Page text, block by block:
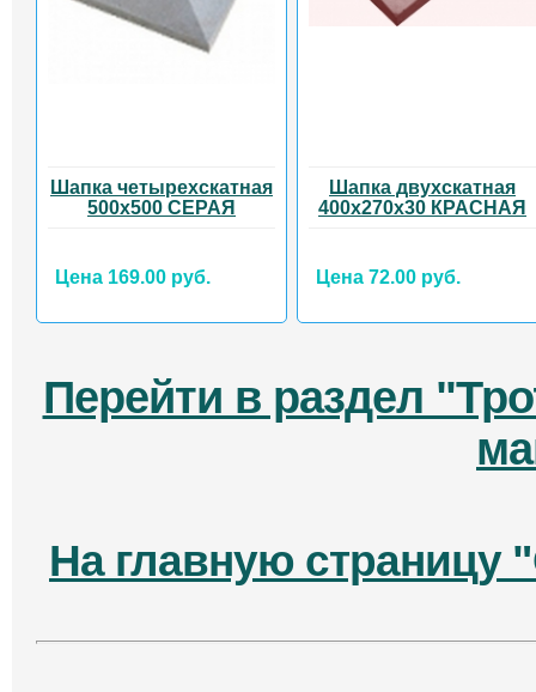
Шапка четырехскатная
500х500 СЕРАЯ
Цена 169.00 руб.
Шапка двухскатная
400х270х30 КРАСНАЯ
Цена 72.00 руб.
Перейти в раздел
На главную страницу